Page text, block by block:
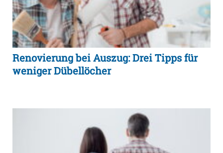
Renovierung bei Auszug: Drei Tipps für
weniger Dübellöcher